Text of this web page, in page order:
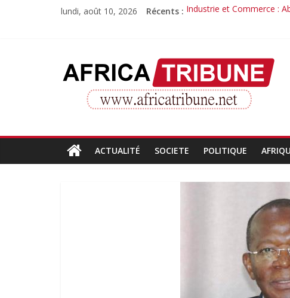
lundi, août 10, 2026 Récents : Industrie et Commerce :
Djiba Diakité reconduit :
Le parcours inspirant d’un
AfricaTribune
d'informations
ACTUALITÉ SOCIETE POLITIQUE